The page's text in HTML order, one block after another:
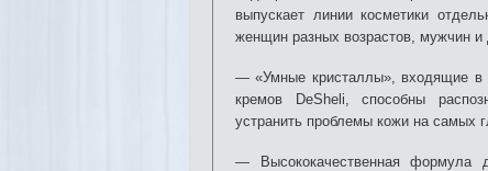
выпускает линии косметики
женщин разных возрастов, мужчин и
— «Умные кристаллы», входящие в
кремов DeSheli, способны
устранить проблемы кожи на самых
— Высококачественная формула